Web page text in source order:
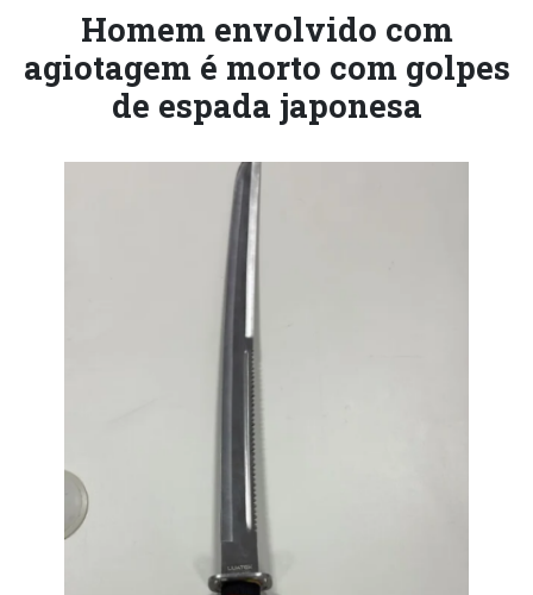
Homem envolvido com
agiotagem é morto com golpes
de espada japonesa